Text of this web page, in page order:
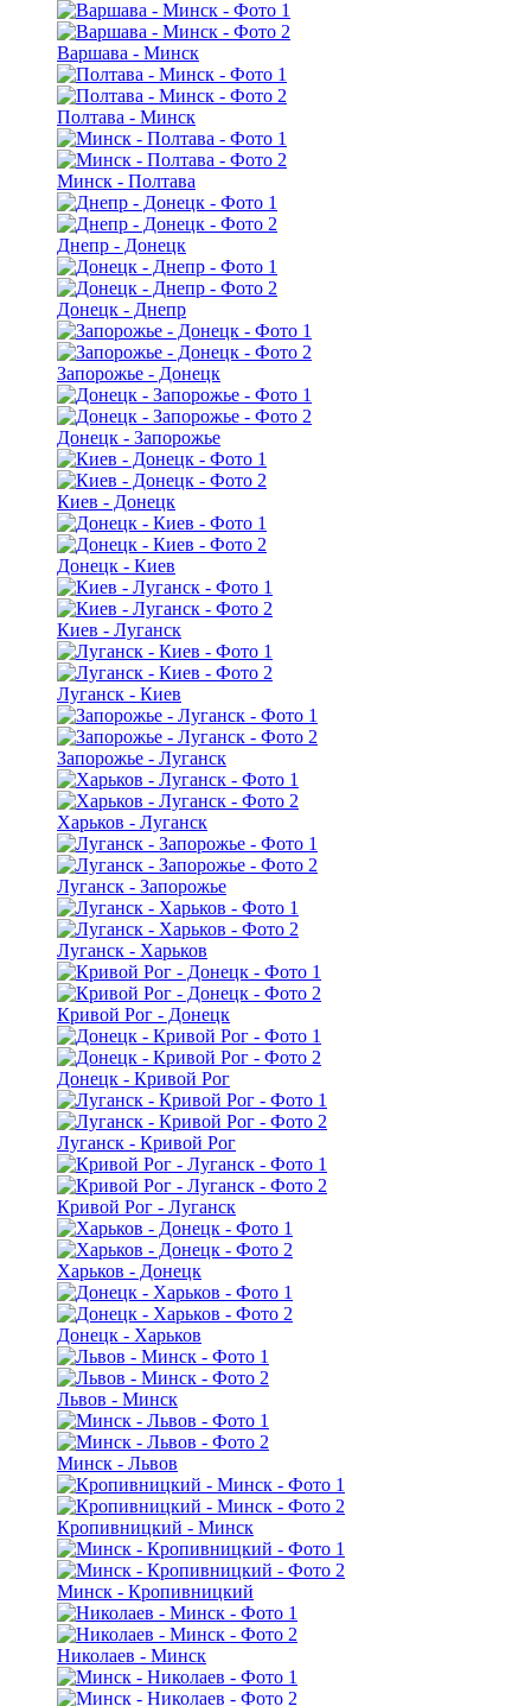
Варшава - Минск
Полтава - Минск
Минск - Полтава
Днепр - Донецк
Донецк - Днепр
Запорожье - Донецк
Донецк - Запорожье
Киев - Донецк
Донецк - Киев
Киев - Луганск
Луганск - Киев
Запорожье - Луганск
Харьков - Луганск
Луганск - Запорожье
Луганск - Харьков
Кривой Рог - Донецк
Донецк - Кривой Рог
Луганск - Кривой Рог
Кривой Рог - Луганск
Харьков - Донецк
Донецк - Харьков
Львов - Минск
Минск - Львов
Кропивницкий - Минск
Минск - Кропивницкий
Николаев - Минск